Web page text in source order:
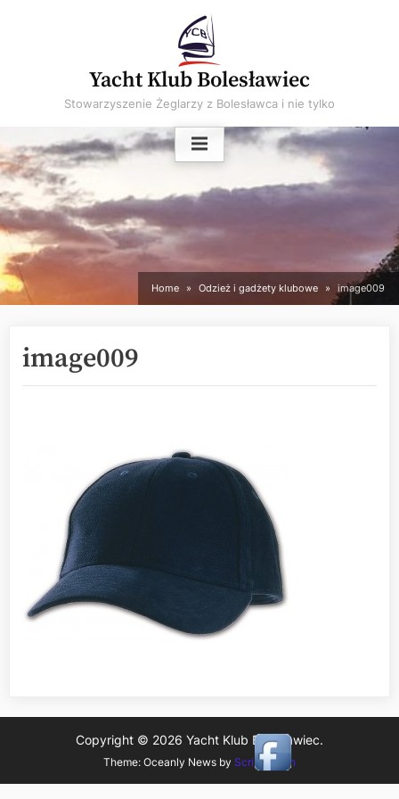
Yacht Klub Bolesławiec
Stowarzyszenie Żeglarzy z Bolesławca i nie tylko
Home Odzież i gadżety klubowe image009
image009
Copyright © 2026 Yacht Klub Bolesławiec.
Theme: Oceanly News by ScriptsTown